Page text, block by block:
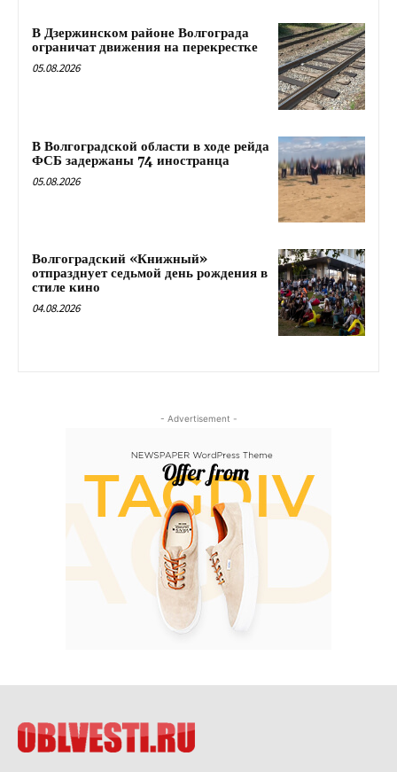
В Дзержинском районе Волгограда
ограничат движения на перекрестке
05.08.2026
В Волгоградской области в ходе рейда
ФСБ задержаны 74 иностранца
05.08.2026
Волгоградский «Книжный»
отпразднует седьмой день рождения в
стиле кино
04.08.2026
- Advertisement -